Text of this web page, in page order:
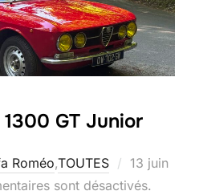
GT Junior
Roméo,TOUTES
Publié
le
13 juin
sont désactivés.